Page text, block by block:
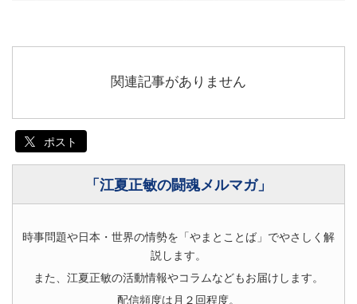
関連記事がありません
ポスト
「江夏正敏の闘魂メルマガ」
時事問題や日本・世界の情勢を「やまとことば」でやさしく解
説します。
また、江夏正敏の活動情報やコラムなどもお届けします。
配信頻度は月２回程度。